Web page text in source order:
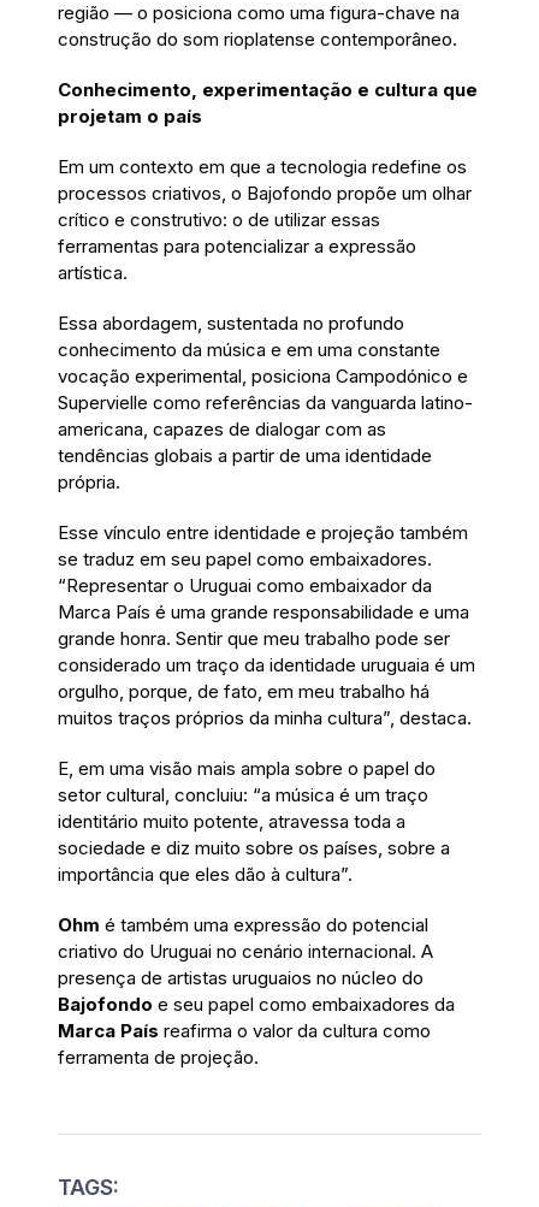
região — o posiciona como uma figura-chave na
construção do som rioplatense contemporâneo.
Conhecimento, experimentação e cultura que
projetam o país
Em um contexto em que a tecnologia redefine os
processos criativos, o Bajofondo propõe um olhar
crítico e construtivo: o de utilizar essas
ferramentas para potencializar a expressão
artística.
Essa abordagem, sustentada no profundo
conhecimento da música e em uma constante
vocação experimental, posiciona Campodónico e
Supervielle como referências da vanguarda latino-
americana, capazes de dialogar com as
tendências globais a partir de uma identidade
própria.
Esse vínculo entre identidade e projeção também
se traduz em seu papel como embaixadores.
“Representar o Uruguai como embaixador da
Marca País é uma grande responsabilidade e uma
grande honra. Sentir que meu trabalho pode ser
considerado um traço da identidade uruguaia é um
orgulho, porque, de fato, em meu trabalho há
muitos traços próprios da minha cultura”, destaca.
E, em uma visão mais ampla sobre o papel do
setor cultural, concluiu: “a música é um traço
identitário muito potente, atravessa toda a
sociedade e diz muito sobre os países, sobre a
importância que eles dão à cultura”.
Ohm é também uma expressão do potencial
criativo do Uruguai no cenário internacional. A
presença de artistas uruguaios no núcleo do
Bajofondo e seu papel como embaixadores da
Marca País reafirma o valor da cultura como
ferramenta de projeção.
TAGS: